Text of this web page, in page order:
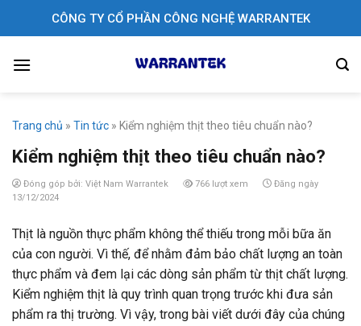
CÔNG TY CỔ PHẦN CÔNG NGHỆ WARRANTEK
Trang chủ » Tin tức » Kiểm nghiệm thịt theo tiêu chuẩn nào?
Kiểm nghiệm thịt theo tiêu chuẩn nào?
Đóng góp bởi: Việt Nam Warrantek 766 lượt xem
Đăng ngày
13/12/2024
Thịt là nguồn thực phẩm không thể thiếu trong mỗi bữa ăn
của con người. Vì thế, để nhằm đảm bảo chất lượng an toàn
thực phẩm và đem lại các dòng sản phẩm từ thịt chất lượng.
Kiểm nghiệm thịt là quy trình quan trọng trước khi đưa sản
phẩm ra thị trường. Vì vậy, trong bài viết dưới đây của chúng